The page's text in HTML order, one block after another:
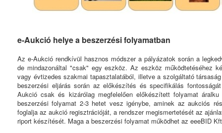
e-Aukció helye a beszerzési folyamatban
Az e-Aukció rendkívül hasznos módszer a pályázatok során a
de mindazonáltal "csak" egy eszköz. Az eszköz működtetéséhez
vagy évtizedes szakmai tapasztalatából, illetve a szolgáltató
beszerzési eljárás során az előkészítés és specifikálás
Aukció csak és kizárólag megfelelően előkészített folyamat
beszerzési folyamat 2-3 hetet vesz igénybe, aminek az aukciós
foglalja az aukció regisztrációját, a rendszer megismertetését az
riport készítését. Maga a beszerzési folyamat működhet az eeeBID